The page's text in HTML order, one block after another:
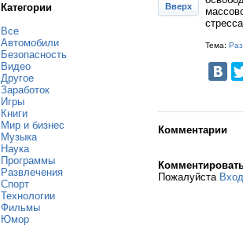
Категории
Все
Автомобили
Безопасность
Видео
Другое
Заработок
Игры
Книги
Мир и бизнес
Музыка
Наука
Программы
Развлечения
Спорт
Технологии
Фильмы
Юмор
Вверх
Тема:
Комментарии
Пожалуйста Вход